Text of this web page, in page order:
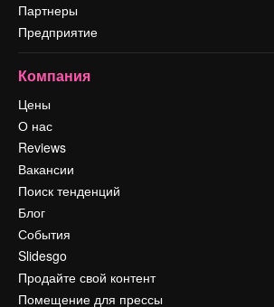
Партнеры
Предприятие
Компания
Цены
О нас
Reviews
Вакансии
Поиск тенденций
Блог
События
Slidesgo
Продайте свой контент
Помещение для прессы